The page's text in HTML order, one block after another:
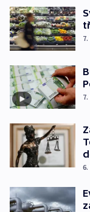
6.